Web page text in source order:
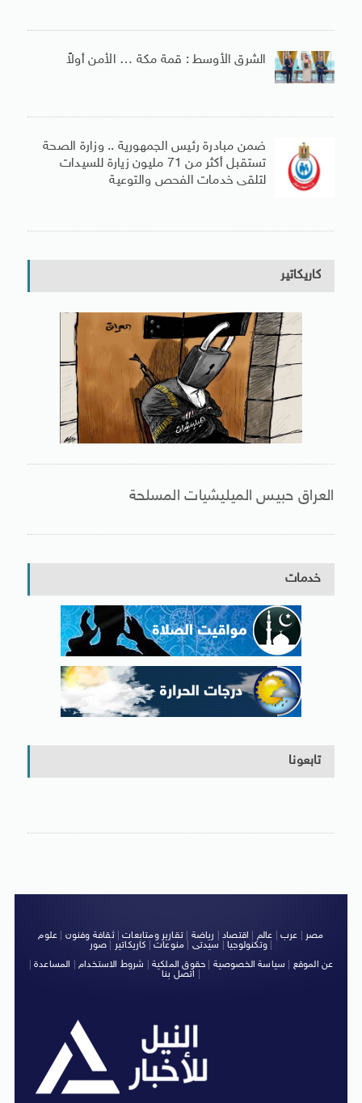
الشرق الأوسط : قمة مكة … الأمن أولاً
ضمن مبادرة رئيس الجمهورية .. وزارة الصحة
تستقبل أكثر من 71 مليون زيارة للسيدات
لتلقى خدمات الفحص والتوعية
كاريكاتير
العراق حبيس الميليشيات المسلحة
خدمات
تابعونا
مصر عرب عالم اقتصاد رياضة |تقارير ومتابعات|ثقافة وفنون
علوم
وتكنولوجيا| سيدتى منوعات كاريكاتير صور
|
عن الموقع
سياسة الخصوصية حقوق الملكية شروط الاستخدام| المساعدة|
اتصل بنا